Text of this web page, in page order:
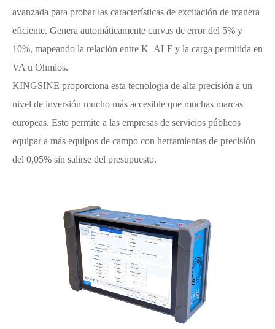
avanzada para probar las características de excitación de manera
eficiente. Genera automáticamente curvas de error del 5% y
10%, mapeando la relación entre K_ALF y la carga permitida en
VA u Ohmios.
KINGSINE proporciona esta tecnología de alta precisión a un
nivel de inversión mucho más accesible que muchas marcas
europeas. Esto permite a las empresas de servicios públicos
equipar a más equipos de campo con herramientas de precisión
del 0,05% sin salirse del presupuesto.